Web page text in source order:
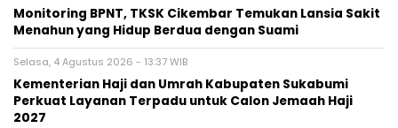
‎Monitoring BPNT, TKSK Cikembar Temukan Lansia Sakit
Menahun yang Hidup Berdua dengan Suami
Selasa, 4 Agustus 2026 - 13:37 WIB
Kementerian Haji dan Umrah Kabupaten Sukabumi
Perkuat Layanan Terpadu untuk Calon Jemaah Haji
2027